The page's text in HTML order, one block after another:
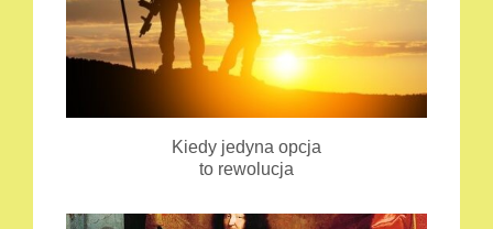
Kiedy jedyna opcja
to rewolucja